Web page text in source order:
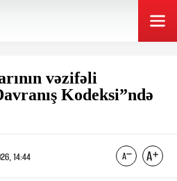
vəzifəli
Kodeksi”ndə
14:44